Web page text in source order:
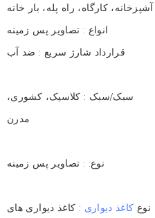
آشپزخانه، کارگاه، راه پله، بار خانه
انواع : تصاویر پس زمینه
قرارداد شارژ سریع : ضد آب
سبک/سبک : کلاسیک، کشوری،
مدرن
نوع: : تصاویر پس زمینه
نوع کاغذ دیواری : کاغذ دیواری های